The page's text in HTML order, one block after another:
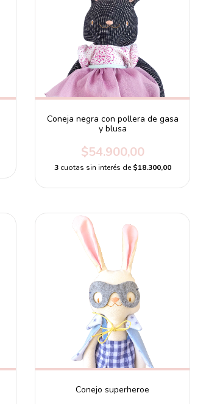
Coneja negra con pollera de gasa
y blusa
$54.900,00
3 cuotas sin interés de$18.300,00
Conejo superheroe